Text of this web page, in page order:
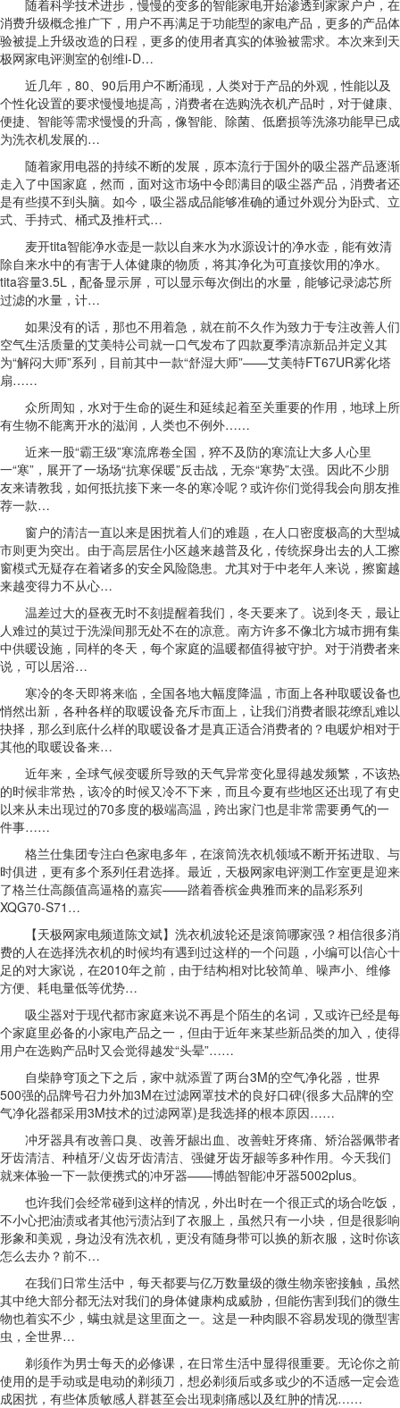
随着科学技术进步，慢慢的变多的智能家电开始渗透到家家户户，在
消费升级概念推广下，用户不再满足于功能型的家电产品，更多的产品体
验被提上升级改造的日程，更多的使用者真实的体验被需求。本次来到天
极网家电评测室的创维i-D…
近几年，80、90后用户不断涌现，人类对于产品的外观，性能以及
个性化设置的要求慢慢地提高，消费者在选购洗衣机产品时，对于健康、
便捷、智能等需求慢慢的升高，像智能、除菌、低磨损等洗涤功能早已成
为洗衣机发展的…
随着家用电器的持续不断的发展，原本流行于国外的吸尘器产品逐渐
走入了中国家庭，然而，面对这市场中令郎满目的吸尘器产品，消费者还
是有些摸不到头脑。如今，吸尘器成品能够准确的通过外观分为卧式、立
式、手持式、桶式及推杆式…
麦开tita智能净水壶是一款以自来水为水源设计的净水壶，能有效清
除自来水中的有害于人体健康的物质，将其净化为可直接饮用的净水。
tita容量3.5L，配备显示屏，可以显示每次倒出的水量，能够记录滤芯所
过滤的水量，计…
如果没有的话，那也不用着急，就在前不久作为致力于专注改善人们
空气生活质量的艾美特公司就一口气发布了四款夏季清凉新品并定义其
为“解闷大师”系列，目前其中一款“舒湿大师”——艾美特FT67UR雾化塔
扇……
众所周知，水对于生命的诞生和延续起着至关重要的作用，地球上所
有生物不能离开水的滋润，人类也不例外……
近来一股“霸王级”寒流席卷全国，猝不及防的寒流让大多人心里
一“寒”，展开了一场场“抗寒保暖”反击战，无奈“寒势”太强。因此不少朋
友来请教我，如何抵抗接下来一冬的寒冷呢？或许你们觉得我会向朋友推
荐一款…
窗户的清洁一直以来是困扰着人们的难题，在人口密度极高的大型城
市则更为突出。由于高层居住小区越来越普及化，传统探身出去的人工擦
窗模式无疑存在着诸多的安全风险隐患。尤其对于中老年人来说，擦窗越
来越变得力不从心…
温差过大的昼夜无时不刻提醒着我们，冬天要来了。说到冬天，最让
人难过的莫过于洗澡间那无处不在的凉意。南方许多不像北方城市拥有集
中供暖设施，同样的冬天，每个家庭的温暖都值得被守护。对于消费者来
说，可以居浴…
寒冷的冬天即将来临，全国各地大幅度降温，市面上各种取暖设备也
悄然出新，各种各样的取暖设备充斥市面上，让我们消费者眼花缭乱难以
抉择，那么到底什么样的取暖设备才是真正适合消费者的？电暖炉相对于
其他的取暖设备来…
近年来，全球气候变暖所导致的天气异常变化显得越发频繁，不该热
的时候非常热，该冷的时候又冷不下来，而且今夏有些地区还出现了有史
以来从未出现过的70多度的极端高温，跨出家门也是非常需要勇气的一
件事……
格兰仕集团专注白色家电多年，在滚筒洗衣机领域不断开拓进取、与
时俱进，更有多个系列任君选择。最近，天极网家电评测工作室更是迎来
了格兰仕高颜值高逼格的嘉宾——踏着香槟金典雅而来的晶彩系列
XQG70-S71…
【天极网家电频道陈文斌】洗衣机波轮还是滚筒哪家强？相信很多消
费的人在选择洗衣机的时候均有遇到过这样的一个问题，小编可以信心十
足的对大家说，在2010年之前，由于结构相对比较简单、噪声小、维修
方便、耗电量低等优势…
吸尘器对于现代都市家庭来说不再是个陌生的名词，又或许已经是每
个家庭里必备的小家电产品之一，但由于近年来某些新品类的加入，使得
用户在选购产品时又会觉得越发“头晕”……
自柴静穹顶之下之后，家中就添置了两台3M的空气净化器，世界
500强的品牌号召力外加3M在过滤网罩技术的良好口碑(很多大品牌的空
气净化器都采用3M技术的过滤网罩)是我选择的根本原因……
冲牙器具有改善口臭、改善牙龈出血、改善蛀牙疼痛、矫治器佩带者
牙齿清洁、种植牙/义齿牙齿清洁、强健牙齿牙龈等多种作用。今天我们
就来体验一下一款便携式的冲牙器——博皓智能冲牙器5002plus。
也许我们会经常碰到这样的情况，外出时在一个很正式的场合吃饭，
不小心把油渍或者其他污渍沾到了衣服上，虽然只有一小块，但是很影响
形象和美观，身边没有洗衣机，更没有随身带可以换的新衣服，这时你该
怎么去办？前不…
在我们日常生活中，每天都要与亿万数量级的微生物亲密接触，虽然
其中绝大部分都无法对我们的身体健康构成威胁，但能伤害到我们的微生
物也着实不少，螨虫就是这里面之一。这是一种肉眼不容易发现的微型害
虫，全世界…
剃须作为男士每天的必修课，在日常生活中显得很重要。无论你之前
使用的是手动或是电动的剃须刀，想必剃须后或多或少的不适感一定会造
成困扰，有些体质敏感人群甚至会出现刺痛感以及红肿的情况……